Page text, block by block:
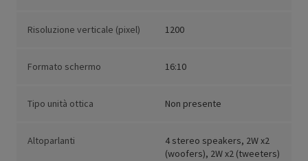
Risoluzione verticale (pixel) 1200
Formato schermo 16:10
Tipo unità ottica Non presente
Altoparlanti
4 stereo speakers, 2W x2
(woofers), 2W x2 (tweeters)